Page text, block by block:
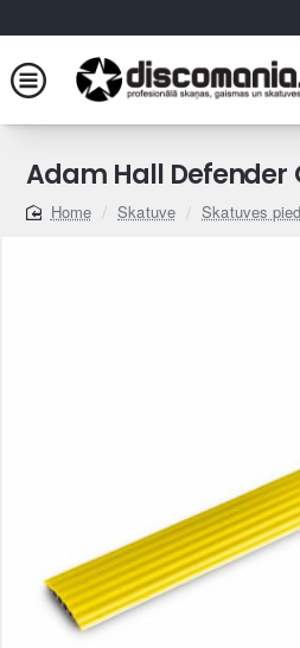
Adam Hall Defender
home
Skatuve Skatuves